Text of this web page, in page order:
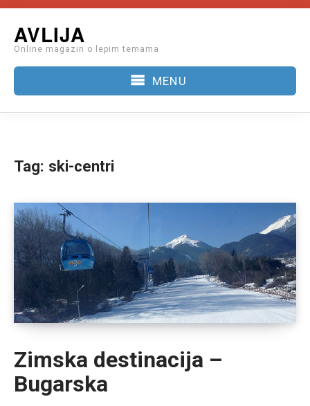
content
AVLIJA
Online magazin o lepim temama
MENU
Tag: ski-centri
Zimska destinacija –
Bugarska